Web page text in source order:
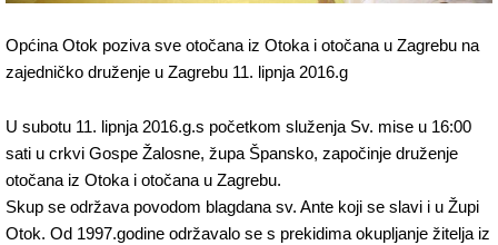
Općina Otok poziva sve otočana iz Otoka i otočana u Zagrebu na
zajedničko druženje u Zagrebu 11. lipnja 2016.g
U subotu 11. lipnja 2016.g.s početkom služenja Sv. mise u 16:00
sati u crkvi Gospe Žalosne, župa Špansko, započinje druženje
otočana iz Otoka i otočana u Zagrebu.
Skup se održava povodom blagdana sv. Ante koji se slavi i u Župi
Otok. Od 1997.godine održavalo se s prekidima okupljanje žitelja iz